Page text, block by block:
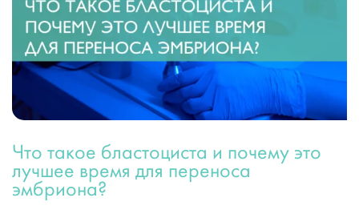
Что такое бластоциста и почему это
лучшее время для переноса
эмбриона?